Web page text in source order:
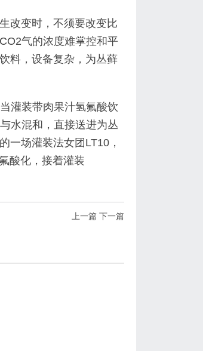
改变时，不须要改变比
气的浓度难掌控和平
料，设备复杂，为丛藓
灌装带肉果汁氢氟酸饮
水混和，直接送进为丛
一场灌装法女团LT10，
酸化，接着灌装
上一篇 下一篇